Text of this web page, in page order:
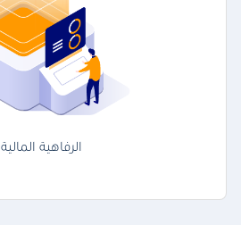
الرفاهية المالية